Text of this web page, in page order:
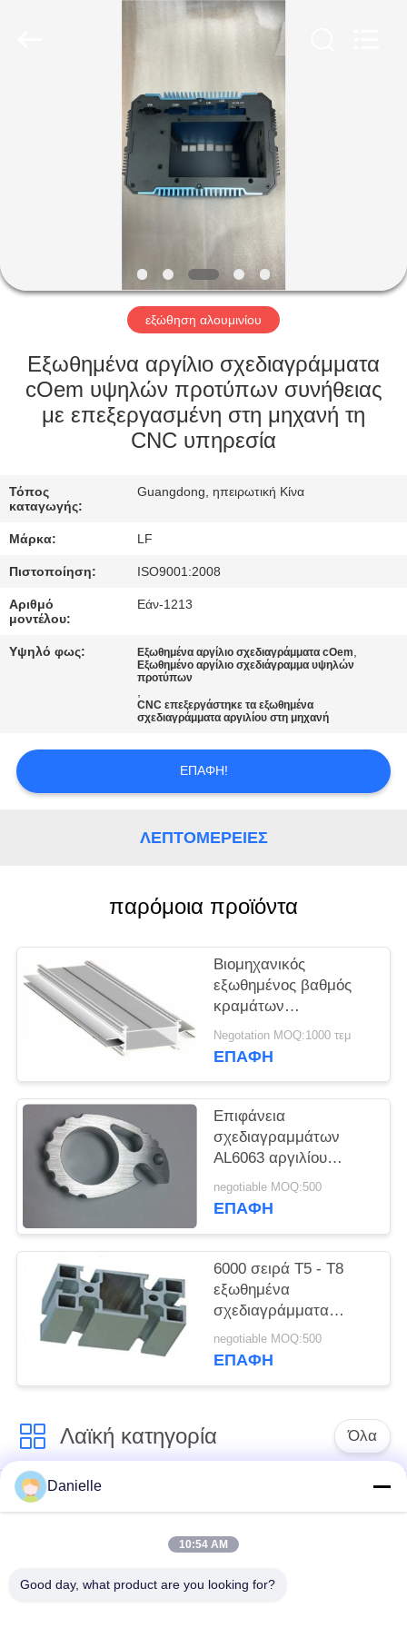
ΠΡΟΪΌΝΤΑ
ΣΧΕΤΙΚΆ
ΜΕ
ΕΠΙΣΚΕΨΉ
ΕΡΓΟΣΤΑΣΊΟΥ
ΠΟΙΌΤΗΤΑΣ
ΕΠΙΚΟΙΝΩΝΉΣΤΕ
ΜΑΣ
SITEMAP
εξώθηση αλουμινίου
Εξωθημένα αργίλιο σχεδιαγράμματα
cOem υψηλών προτύπων συνήθειας
με επεξεργασμένη στη μηχανή τη
CNC υπηρεσία
Τόπος
καταγωγής:
Guangdong, ηπειρωτική Κίνα
Μάρκα: LF
Πιστοποίηση: ISO9001:2008
Αριθμό
μοντέλου:
Εάν-1213
Υψηλό φως: Εξωθημένα αργίλιο σχεδιαγράμματα cOem,
Εξωθημένο αργίλιο σχεδιάγραμμα υψηλών
προτύπων
,
CNC επεξεργάστηκε τα εξωθημένα
σχεδιαγράμματα αργιλίου στη μηχανή
ΕΠΑΦΉ!
ΛΕΠΤΟΜΈΡΕΙΕΣ
παρόμοια προϊόντα
Βιομηχανικός
εξωθημένος βαθμός
κραμάτων
επεξεργασιών
επιφάνειας αργιλίου
Negotation MOQ:1000 τεμ
ΕΠΑΦΉ
Επιφάνεια
σχεδιαγραμμάτων
AL6063 αργιλίου
κρασιού εξωθημένη
ανοιχτήρι T5
negotiable MOQ:500
ΕΠΑΦΉ
6000 σειρά T5 - T8
εξωθημένα
σχεδιαγράμματα
αργιλίου για τα έπιπλα
παραθύρων
negotiable MOQ:500
ΕΠΑΦΉ
Λαϊκή κατηγορία Όλα
Χύτευσης αλουμινίου
νεροχύτες
θερμότητας
cnc αργιλίου
Danielle
10:54 AM
Good day, what product are you looking for?